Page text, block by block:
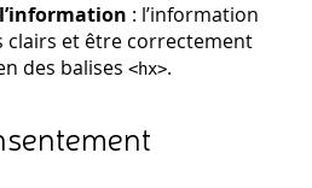
: l’information
et être correctement
des balises <hx>.